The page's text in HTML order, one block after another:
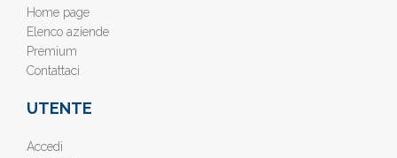
Home page
Elenco aziende
Premium
Contattaci
UTENTE
Accedi